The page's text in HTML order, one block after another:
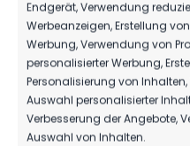
Endgerät, Verwendung
Werbeanzeigen, Erstellung
Werbung, Verwendung von
personalisierter Werbung,
Personalisierung von
Auswahl personalisierter
Verbesserung der Angebote,
Auswahl von Inhalten.
A- JUGEND
U19
25. Juli 2026 218